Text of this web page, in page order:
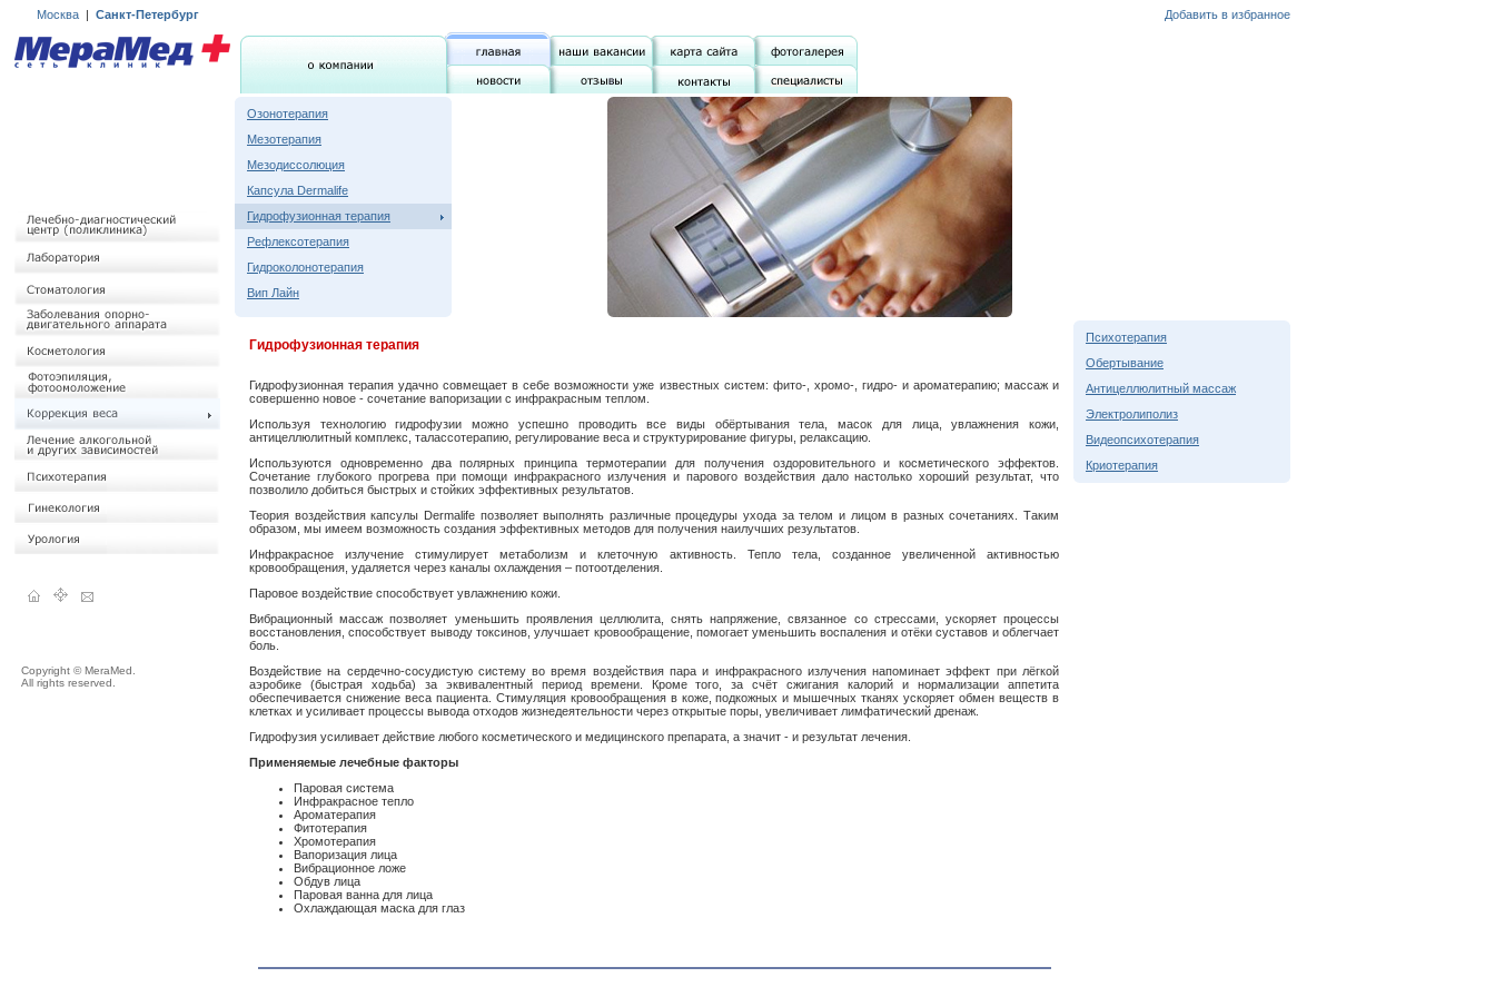
Москва| Санкт-Петербург
Copyright © MeraMed.
All rights reserved.
Добавить в избранное
Озонотерапия
Мезотерапия
Мезодиссолюция
Капсула Dermalife
Гидрофузионная терапия
Рефлексотерапия
Гидроколонотерапия
Вип Лайн
Гидрофузионная терапия
Гидрофузионная терапия удачно совмещает в себе возможности уже известных систем: фито-, хромо-, гидро- и ароматерапию; массаж и
совершенно новое - сочетание вапоризации с инфракрасным теплом.
Используя технологию гидрофузии можно успешно проводить все виды обёртывания тела, масок для лица, увлажнения кожи,
антицеллюлитный комплекс, талассотерапию, регулирование веса и структурирование фигуры, релаксацию.
Используются одновременно два полярных принципа термотерапии для получения оздоровительного и косметического эффектов.
Сочетание глубокого прогрева при помощи инфракрасного излучения и парового воздействия дало настолько хороший результат, что
позволило добиться быстрых и стойких эффективных результатов.
Теория воздействия капсулы Dermalife позволяет выполнять различные процедуры ухода за телом и лицом в разных сочетаниях. Таким
образом, мы имеем возможность создания эффективных методов для получения наилучших результатов.
Инфракрасное излучение стимулирует метаболизм и клеточную активность. Тепло тела, созданное увеличенной активностью
кровообращения, удаляется через каналы охлаждения – потоотделения.
Паровое воздействие способствует увлажнению кожи.
Вибрационный массаж позволяет уменьшить проявления целлюлита, снять напряжение, связанное со стрессами, ускоряет процессы
восстановления, способствует выводу токсинов, улучшает кровообращение, помогает уменьшить воспаления и отёки суставов и облегчает
боль.
Воздействие на сердечно-сосудистую систему во время воздействия пара и инфракрасного излучения напоминает эффект при лёгкой
аэробике (быстрая ходьба) за эквивалентный период времени. Кроме того, за счёт сжигания калорий и нормализации аппетита
обеспечивается снижение веса пациента. Стимуляция кровообращения в коже, подкожных и мышечных тканях ускоряет обмен веществ в
клетках и усиливает процессы вывода отходов жизнедеятельности через открытые поры, увеличивает лимфатический дренаж.
Гидрофузия усиливает действие любого косметического и медицинского препарата, а значит - и результат лечения.
Применяемые лечебные факторы
Паровая система
Инфракрасное тепло
Ароматерапия
Фитотерапия
Хромотерапия
Вапоризация лица
Вибрационное ложе
Обдув лица
Паровая ванна для лица
Охлаждающая маска для глаз
Психотерапия
Обертывание
Антицеллюлитный массаж
Электролиполиз
Видеопсихотерапия
Криотерапия